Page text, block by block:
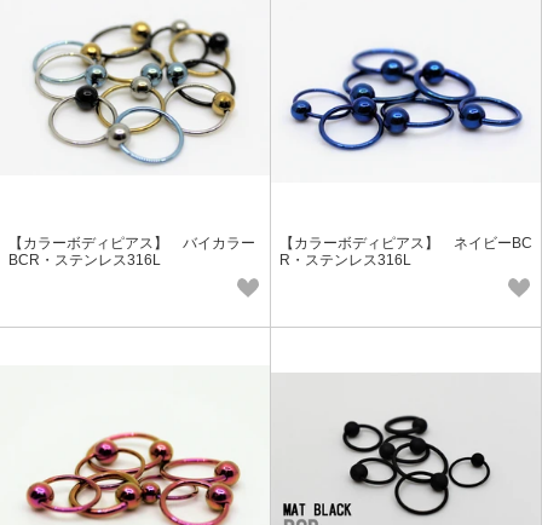
【カラーボディピアス】 バイカラー
BCR・ステンレス316L
【カラーボディピアス】 ネイビーBC
R・ステンレス316L